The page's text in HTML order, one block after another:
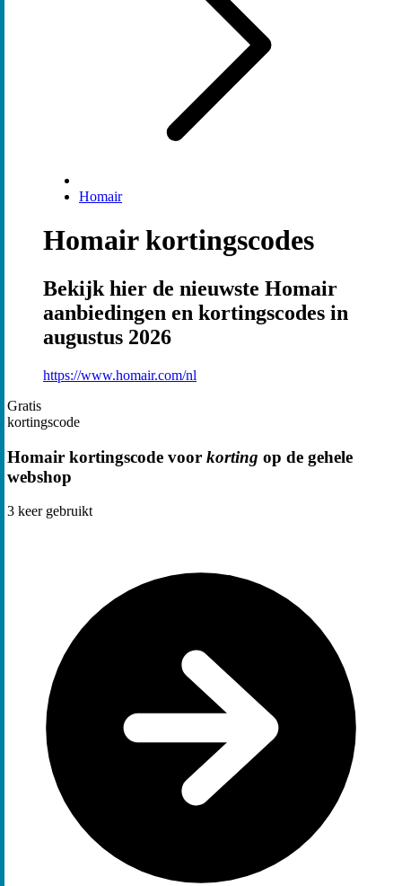
Homair
Homair kortingscodes
Bekijk hier de nieuwste Homair
aanbiedingen en kortingscodes in
augustus 2026
https://www.homair.com/nl
Gratis
kortingscode
Homair kortingscode voor korting op de gehele
webshop
3 keer gebruikt